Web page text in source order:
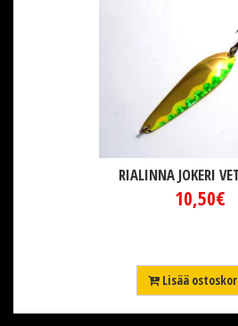
RIALINNA JOKERI
10,50€
Lisää